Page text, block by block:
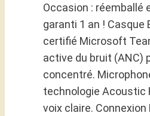
Occasion : réemballé
garanti 1 an !
certifié Microsoft
active du bruit (ANC)
concentré.
technologie Acoustic
voix claire.